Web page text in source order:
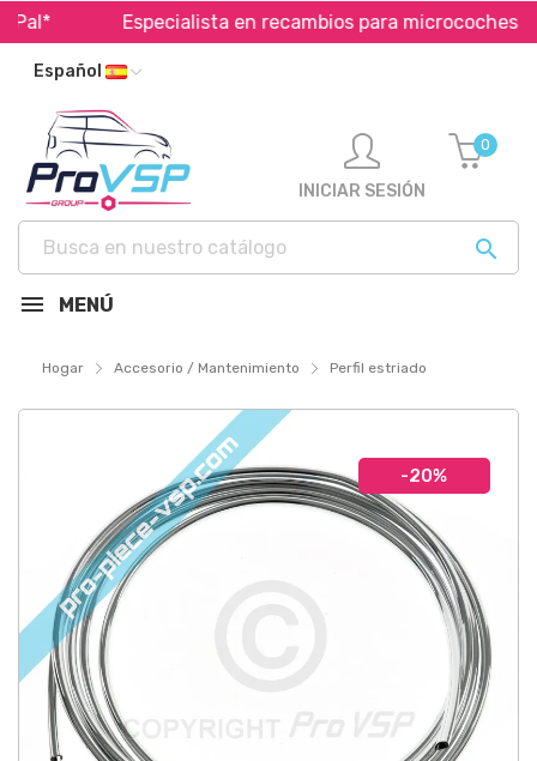
Especialista en recambios para microcoches
Español

INICIAR SESIÓN
0
MENÚ
Hogar Accesorio / Mantenimiento Perfil estriado
-20%